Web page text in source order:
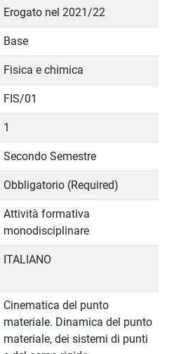
Erogato nel 2021/22
Base
Fisica e chimica
FIS/01
1
Secondo Semestre
Obbligatorio (Required)
Attività formativa
monodisciplinare
ITALIANO
Cinematica del punto
materiale. Dinamica del punto
materiale, dei sistemi di punti